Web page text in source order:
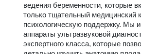
ведения беременности, которые
только тщательный медицинский
психологическую поддержку. Мы
аппараты ультразвуковой
экспертного класса, которые